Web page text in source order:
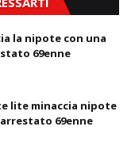
la nipote con una
69enne
lite minaccia nipote
69enne